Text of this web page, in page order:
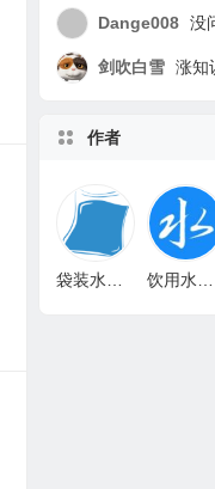
Dange008 没
剑吹白雪 涨知识
作者